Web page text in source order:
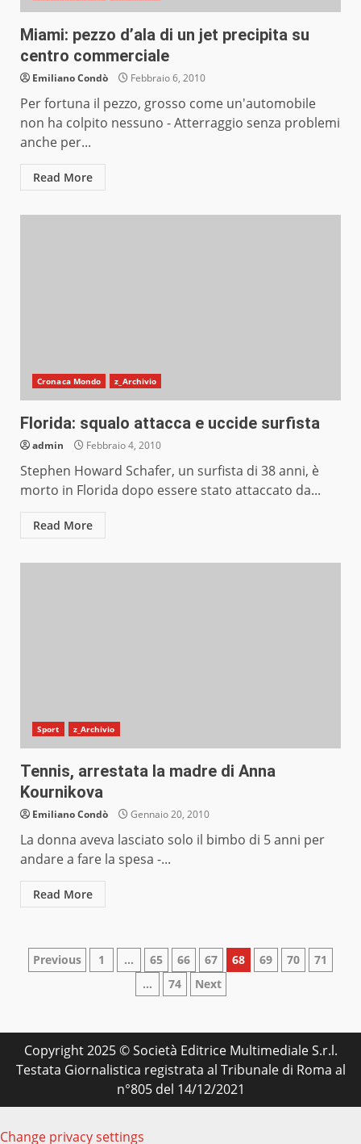
Miami: pezzo d’ala di un jet precipita su
centro commerciale
Emiliano Condò Febbraio 6, 2010
Per fortuna il pezzo, grosso come un'automobile
non ha colpito nessuno - Atterraggio senza problemi
anche per...
Read More
Cronaca Mondo z_Archivio
Florida: squalo attacca e uccide surfista
admin Febbraio 4, 2010
Stephen Howard Schafer, un surfista di 38 anni, è
morto in Florida dopo essere stato attaccato da...
Read More
Sport z_Archivio
Tennis, arrestata la madre di Anna
Kournikova
Emiliano Condò Gennaio 20, 2010
La donna aveva lasciato solo il bimbo di 5 anni per
andare a fare la spesa -...
Read More
Paginazione
articoli
Previous 1 … 65 66 67 68 69 70
71
…
74 Next
Copyright 2025 © Società Editrice Multimediale S.r.l.
Testata Giornalistica registrata al Tribunale di Roma al
n°805 del 14/12/2021
Change privacy settings